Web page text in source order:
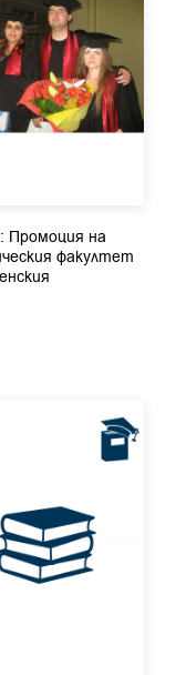
Промоция на
факултет